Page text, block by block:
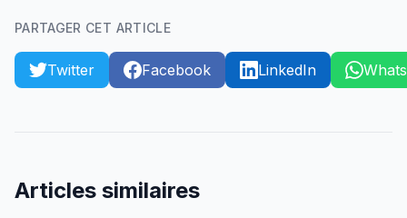
PARTAGER CET ARTICLE
Twitter Facebook LinkedIn
Articles similaires